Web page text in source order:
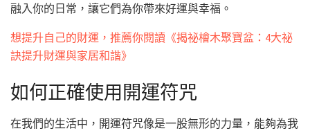
融入你的日常，讓它們為你帶來好運與幸福。
想提升自己的財運，推薦你閱讀《揭祕檜木聚寶盆：4大祕
訣提升財運與家居和諧》
如何正確使用開運符咒
在我們的生活中，開運符咒像是一股無形的力量，能夠為我